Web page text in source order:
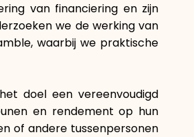
van financiering en zijn
we de werking van
waarbij we praktische
doel een vereenvoudigd
en rendement op hun
of andere tussenpersonen